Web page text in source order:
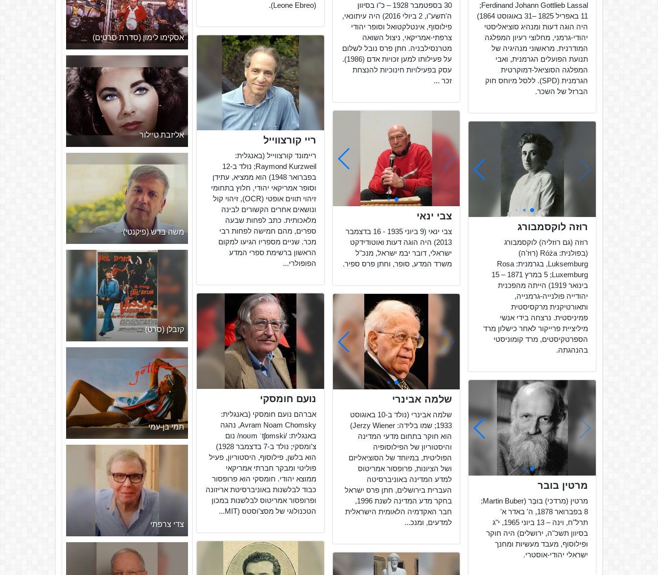
(Leone Ebreo).
30 בספטמבר 1928 – כ"ו בסיוון
ה'תשע"ו, 2 ביולי 2016) היה עיתונאי,
פילוסוף, אינטלקטואל וסופר יהודי
צרפתי-אמריקאי, ניצול השואה
מטרנסילבניה. חתן פרס נובל לשלום
על פעילותו למען זכויות אדם (1986).
עסק בפעילויות חינוכיות להנצחת
זכר ...
Ferdinand Johann Gottlieb Lassal;
‏11 באפריל 1825 –31 באוגוסט 1864)
היה הוגה דעות ומנהיג סוציאליסטי
יהודי-גרמני, מחלוצי רעיון המפלגה
המודרנית. מראשוני מנהיגיה של
תנועת הפועלים הגרמנית, ואבי
המפלגה הסוציאל-דמוקרטית
הגרמנית (SPD). ללסל מיוחס חוק
הברזל של השכר.
ריי קורצווייל
ריימונד קורצווייל (באנגלית:
Raymond Kurzweil; נולד ב-12
בפברואר 1948) הוא ממציא, עתידן
וסופר אמריקאי יהודי, חלוץ בתחומי
זיהוי תווים אופטי (OCR), זיהוי קול
ונושאים אחרים הקשורים לבינה
מלאכותית. כתב לפחות שבעה
ספרים, מהם חמישה לפחות רבי
מכר. שניים מספריו הגיעו למקום
הראשון ברשימת ספרי המדע
הפופולרי...
צבי ינאי
צבי ינאי (9 ביוני 1935 - 16 בדצמבר
2013) היה הוגה דעות ואוטודידקט
ישראלי, דובר יבמ ישראל, מנכ"ל
משרד המדע, סופר, וחתן פרס ספיר.
רוזה לוקסמבורג
רוזה (גם רוזליה) לוקסמבורג
(בפולנית: Róża (רוּז'ה)
Luksemburg, בגרמנית: Rosa
Luxemburg; ‏5 במרץ 1871 – 15
בינואר 1919) הייתה מהפכנית
יהודייה פולנייה-גרמנייה,
ותאורטיקנית מרקסיסטית
פמיניסטית. נרצחה בידי אנשי
מיליציית פרייקור לאחר כישלון מרד
הספרטקיסטים, מרד קומוניסטי
בהנהגתה.
נועם חומסקי
אברהם נועם חומסקי (באנגלית:
Avram Noam Chomsky, נהגה
באנגלית: /noʊm ˈtʃɒmski/ נום
צ'ומסקי; נולד ב-7 בדצמבר 1928)
הוא בלשן, פילוסוף, היסטוריון, פעיל
פוליטי ומבקר חברתי אמריקאי
ממוצא יהודי. חומסקי הוא פרופסור
כבוד לבלשנות באוניברסיטת אריזונה
ופרופסור אמריטוס לבלשנות במכון
הטכנולוגי של מסצ'וסטס (MIT...
שלמה אבינרי
שלמה אבינרי (נולד ב-10 באוגוסט
1933; שמו בלידה: Jerzy Wiener)
הוא חוקר בתחום מדעי המדינה
והיסטוריון של הפילוסופיה
הפוליטית, במיוחד של הסוציאליזם
ושל הציונות, פרופסור אמריטוס
למדע המדינה באוניברסיטה
העברית בירושלים, חתן פרס ישראל
בחקר מדע המדינה לשנת 1996,
חבר האקדמיה הלאומית הישראלית
למדעים, ומנכ...
מרטין בובר
מרטין (מרדכי) בּוּבֶּר (Martin Buber;‏
8 בפברואר 1878, ה' באדר א'
תרל"ח, וינה – 13 ביוני 1965, י"ג
בסיוון תשכ"ה, ירושלים) היה חוקר
ופילוסוף, מעבד מעשיות ומחנך
ישראלי יהודי-אוסטרי.
אסקימו לימון (סדרת סרטים)
אליזבת טיילור
משה בדש (פיקנטי)
קזבלן (סרט)
תמי בן-עמי
צדי צרפתי